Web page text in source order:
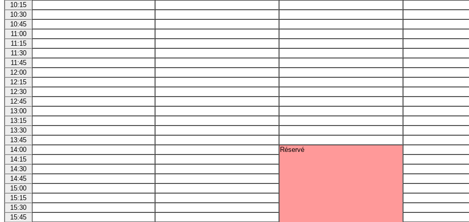
10:15
10:30
10:45
11:00
11:15
11:30
11:45
12:00
12:15
12:30
12:45
13:00
13:15
13:30
13:45
14:00
Réservé
14:15
14:30
14:45
15:00
15:15
15:30
15:45